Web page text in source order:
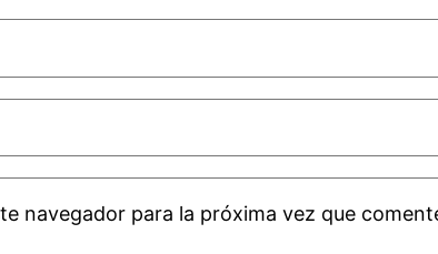
navegador para la próxima vez que